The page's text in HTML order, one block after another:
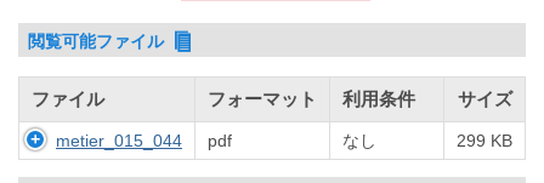
閲覧可能ファイル
ファイル フォーマット 利用条件 サイズ
metier_015_044 pdf なし 299 KB